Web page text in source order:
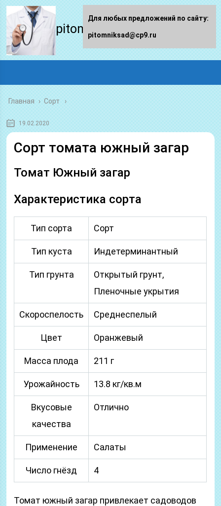
pitomniksad.ru
Главная › Сорт
19.02.2020
Сорт томата южный загар
Томат Южный загар
Характеристика сорта
Тип сорта Сорт
Тип куста Индетерминантный
Тип грунта
Открытый грунт,
Пленочные укрытия
Скороспелость Среднеспелый
Цвет Оранжевый
Масса плода 211 г
Урожайность 13.8 кг/кв.м
Вкусовые
качества
Отлично
Применение Салаты
Число гнёзд 4
Томат южный загар привлекает садоводов
Для любых предложений по сайту:
pitomniksad@cp9.ru